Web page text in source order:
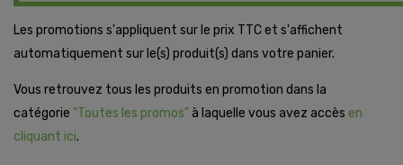
Les promotions s'appliquent sur le prix TTC et s'affichent
automatiquement sur le(s) produit(s) dans votre panier.
Vous retrouvez tous les produits en promotion dans la
catégorie "Toutes les promos"à laquelle vous avez accès en
cliquant ici.